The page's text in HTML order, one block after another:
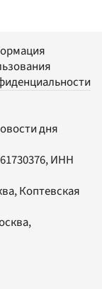
дня
ИНН
Коптевская
,